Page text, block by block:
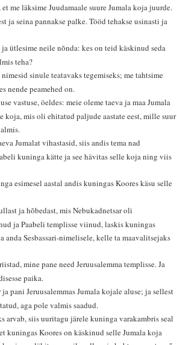
me läksime Juudamaale suure Jumala koja juurde.
ja seina pannakse palke. Tööd tehakse usinasti ja
ütlesime neile nõnda: kes on teid käskinud seda
teha?
sinule teatavaks tegemiseks; me tahtsime
nende peamehed on.
vastuse, öeldes: meie oleme taeva ja maa Jumala
koja, mis oli ehitatud paljude aastate eest, mille suur
Jumalat vihastasid, siis andis tema nad
kuninga kätte ja see hävitas selle koja ning viis
esimesel aastal andis kuningas Koores käsu selle
ja hõbedast, mis Nebukadnetsar oli
ja Paabeli templisse viinud, laskis kuningas
anda Sesbassari-nimelisele, kelle ta maavalitsejaks
mine pane need Jeruusalemma templisse. Ja
paika.
ja pani Jeruusalemmas Jumala kojale aluse; ja sellest
aga pole valmis saadud.
arvab, siis uuritagu järele kuninga varakambris seal
kuningas Koores on käskinud selle Jumala koja